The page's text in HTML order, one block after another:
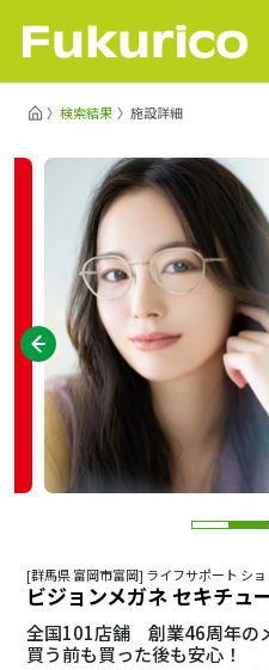
検索結果 施設詳細
[群馬県 富岡市富岡] ライフサポート シ
ビジョンメガネ セキチュ
全国101店舗 創業46周年の
買う前も買った後も安心！